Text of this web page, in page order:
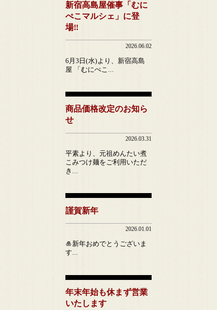
新宿高島屋催事「むに
ぺこマルシェ」に登
場‼
2026.06.02
6月3日(水)より、新宿高島
屋 「むにぺこ...
商品価格改定のお知ら
せ
2026.03.31
平素より、元祖めんたい煮
こみつけ麺をご利用いただ
き...
謹賀新年
2026.01.01
🎍新年おめでとうございま
す...
年末年始も休まず営業
いたします